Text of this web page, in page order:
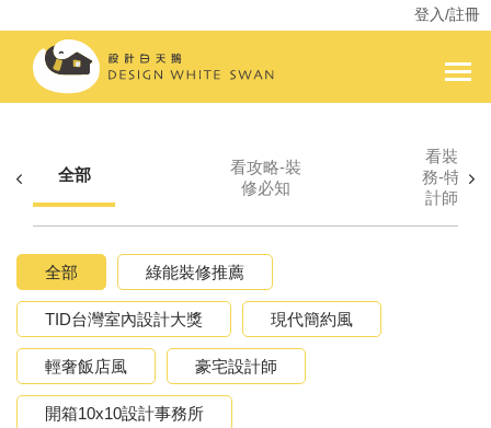
登入/註冊
全部
看攻略-裝
修必知
看裝修服
務-特色
計師服務
全部 綠能裝修推薦
TID台灣室內設計大獎 現代簡約風
輕奢飯店風 豪宅設計師
開箱10x10設計事務所